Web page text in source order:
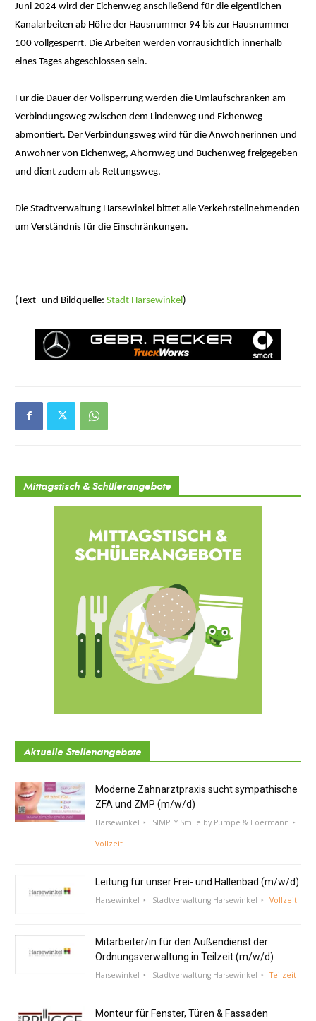
Juni 2024 wird der Eichenweg anschließend für die eigentlichen
Kanalarbeiten ab Höhe der Hausnummer 94 bis zur Hausnummer
100 vollgesperrt. Die Arbeiten werden vorrausichtlich innerhalb
eines Tages abgeschlossen sein.
Für die Dauer der Vollsperrung werden die Umlaufschranken am
Verbindungsweg zwischen dem Lindenweg und Eichenweg
abmontiert. Der Verbindungsweg wird für die Anwohnerinnen und
Anwohner von Eichenweg, Ahornweg und Buchenweg freigegeben
und dient zudem als Rettungsweg.
Die Stadtverwaltung Harsewinkel bittet alle Verkehrsteilnehmenden
um Verständnis für die Einschränkungen.
(Text- und Bildquelle:Stadt Harsewinkel)
Mittagstisch & Schülerangebote
Aktuelle Stellenangebote
Moderne Zahnarztpraxis sucht sympathische
ZFA und ZMP (m/w/d)
Harsewinkel SIMPLY Smile by Pumpe & Loermann
Vollzeit
Leitung für unser Frei- und Hallenbad (m/w/d)
Harsewinkel Stadtverwaltung Harsewinkel Vollzeit
Mitarbeiter/in für den Außendienst der
Ordnungsverwaltung in Teilzeit (m/w/d)
Harsewinkel Stadtverwaltung Harsewinkel Teilzeit
Monteur für Fenster, Türen & Fassaden